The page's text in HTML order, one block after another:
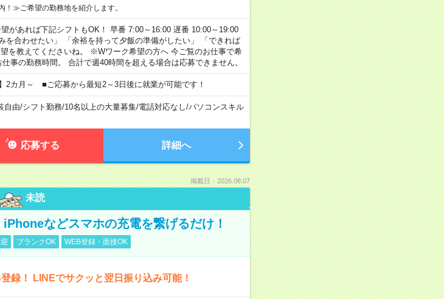
≫ご希望の勤務地を紹介します。
があれば下記シフトもOK！ 早番 7:00～16:00 遅番 10:00～19:00
を合わせたい」 「余裕を持って夕飯の準備がしたい」 「できれば
を教えてくださいね。 ※Wワーク希望の方へ 今ご覧のお仕事で希
事の勤務時間。 合計で週40時間を超える場合は応募できません。
2カ月～ ■ご応募から最短2～3日後に就業が可能です！
自由/シフト勤務/10名以上の大量募集/電話対応なし/パソコンスキル
応募する 詳細へ
掲載日：2026.08.07
未読
などスマホの充電を繋げるだけ！
ブランクOK WEB登録・面接OK
録！ LINEでサクッと翌日振り込み可能！